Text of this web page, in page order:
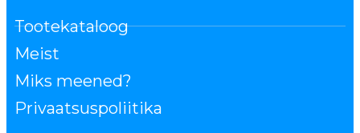
Tootekataloog
Meist
Miks meened?
Privaatsuspoliitika